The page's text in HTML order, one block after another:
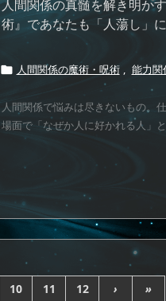
人間関係の真髄を解き明か
術』であなたも「人蕩し」に
 人間関係の魔術・呪術 , 能力関
人間関係で悩みは尽きないもの。
場面で「なぜか人に好かれる人」
10 11 12 › »